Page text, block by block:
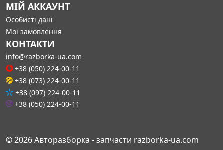
МІЙ АККАУНТ
Особисті дані
Мої замовлення
КОНТАКТИ
info@razborka-ua.com
+38 (050) 224-00-11
+38 (073) 224-00-11
+38 (097) 224-00-11
+38 (050) 224-00-11
© 2026 Авторазборка - запчасти razborka-ua.com